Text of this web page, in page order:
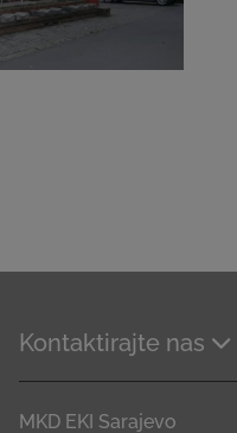
Kontaktirajte nas
MKD EKI Sarajevo